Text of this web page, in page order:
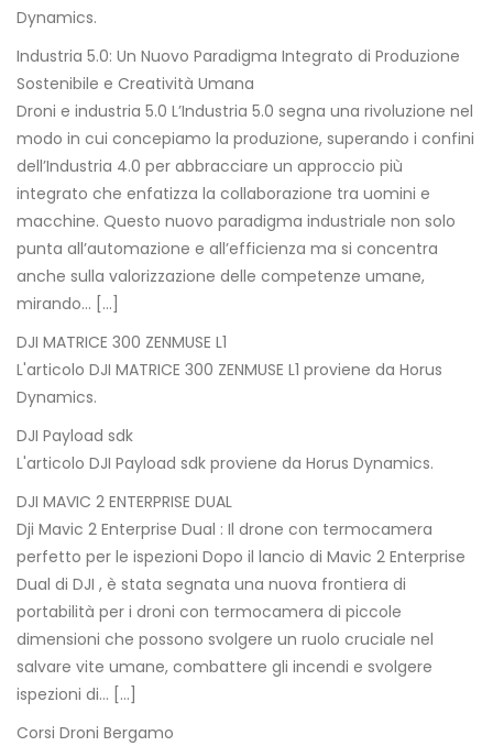
Dynamics.
Industria 5.0: Un Nuovo Paradigma Integrato di Produzione
Sostenibile e Creatività Umana
Droni e industria 5.0 L’Industria 5.0 segna una rivoluzione nel
modo in cui concepiamo la produzione, superando i confini
dell’Industria 4.0 per abbracciare un approccio più
integrato che enfatizza la collaborazione tra uomini e
macchine. Questo nuovo paradigma industriale non solo
punta all’automazione e all’efficienza ma si concentra
anche sulla valorizzazione delle competenze umane,
mirando… […]
DJI MATRICE 300 ZENMUSE L1
L'articolo DJI MATRICE 300 ZENMUSE L1 proviene da Horus
Dynamics.
DJI Payload sdk
L'articolo DJI Payload sdk proviene da Horus Dynamics.
DJI MAVIC 2 ENTERPRISE DUAL
Dji Mavic 2 Enterprise Dual : Il drone con termocamera
perfetto per le ispezioni Dopo il lancio di Mavic 2 Enterprise
Dual di DJI , è stata segnata una nuova frontiera di
portabilità per i droni con termocamera di piccole
dimensioni che possono svolgere un ruolo cruciale nel
salvare vite umane, combattere gli incendi e svolgere
ispezioni di… […]
Corsi Droni Bergamo